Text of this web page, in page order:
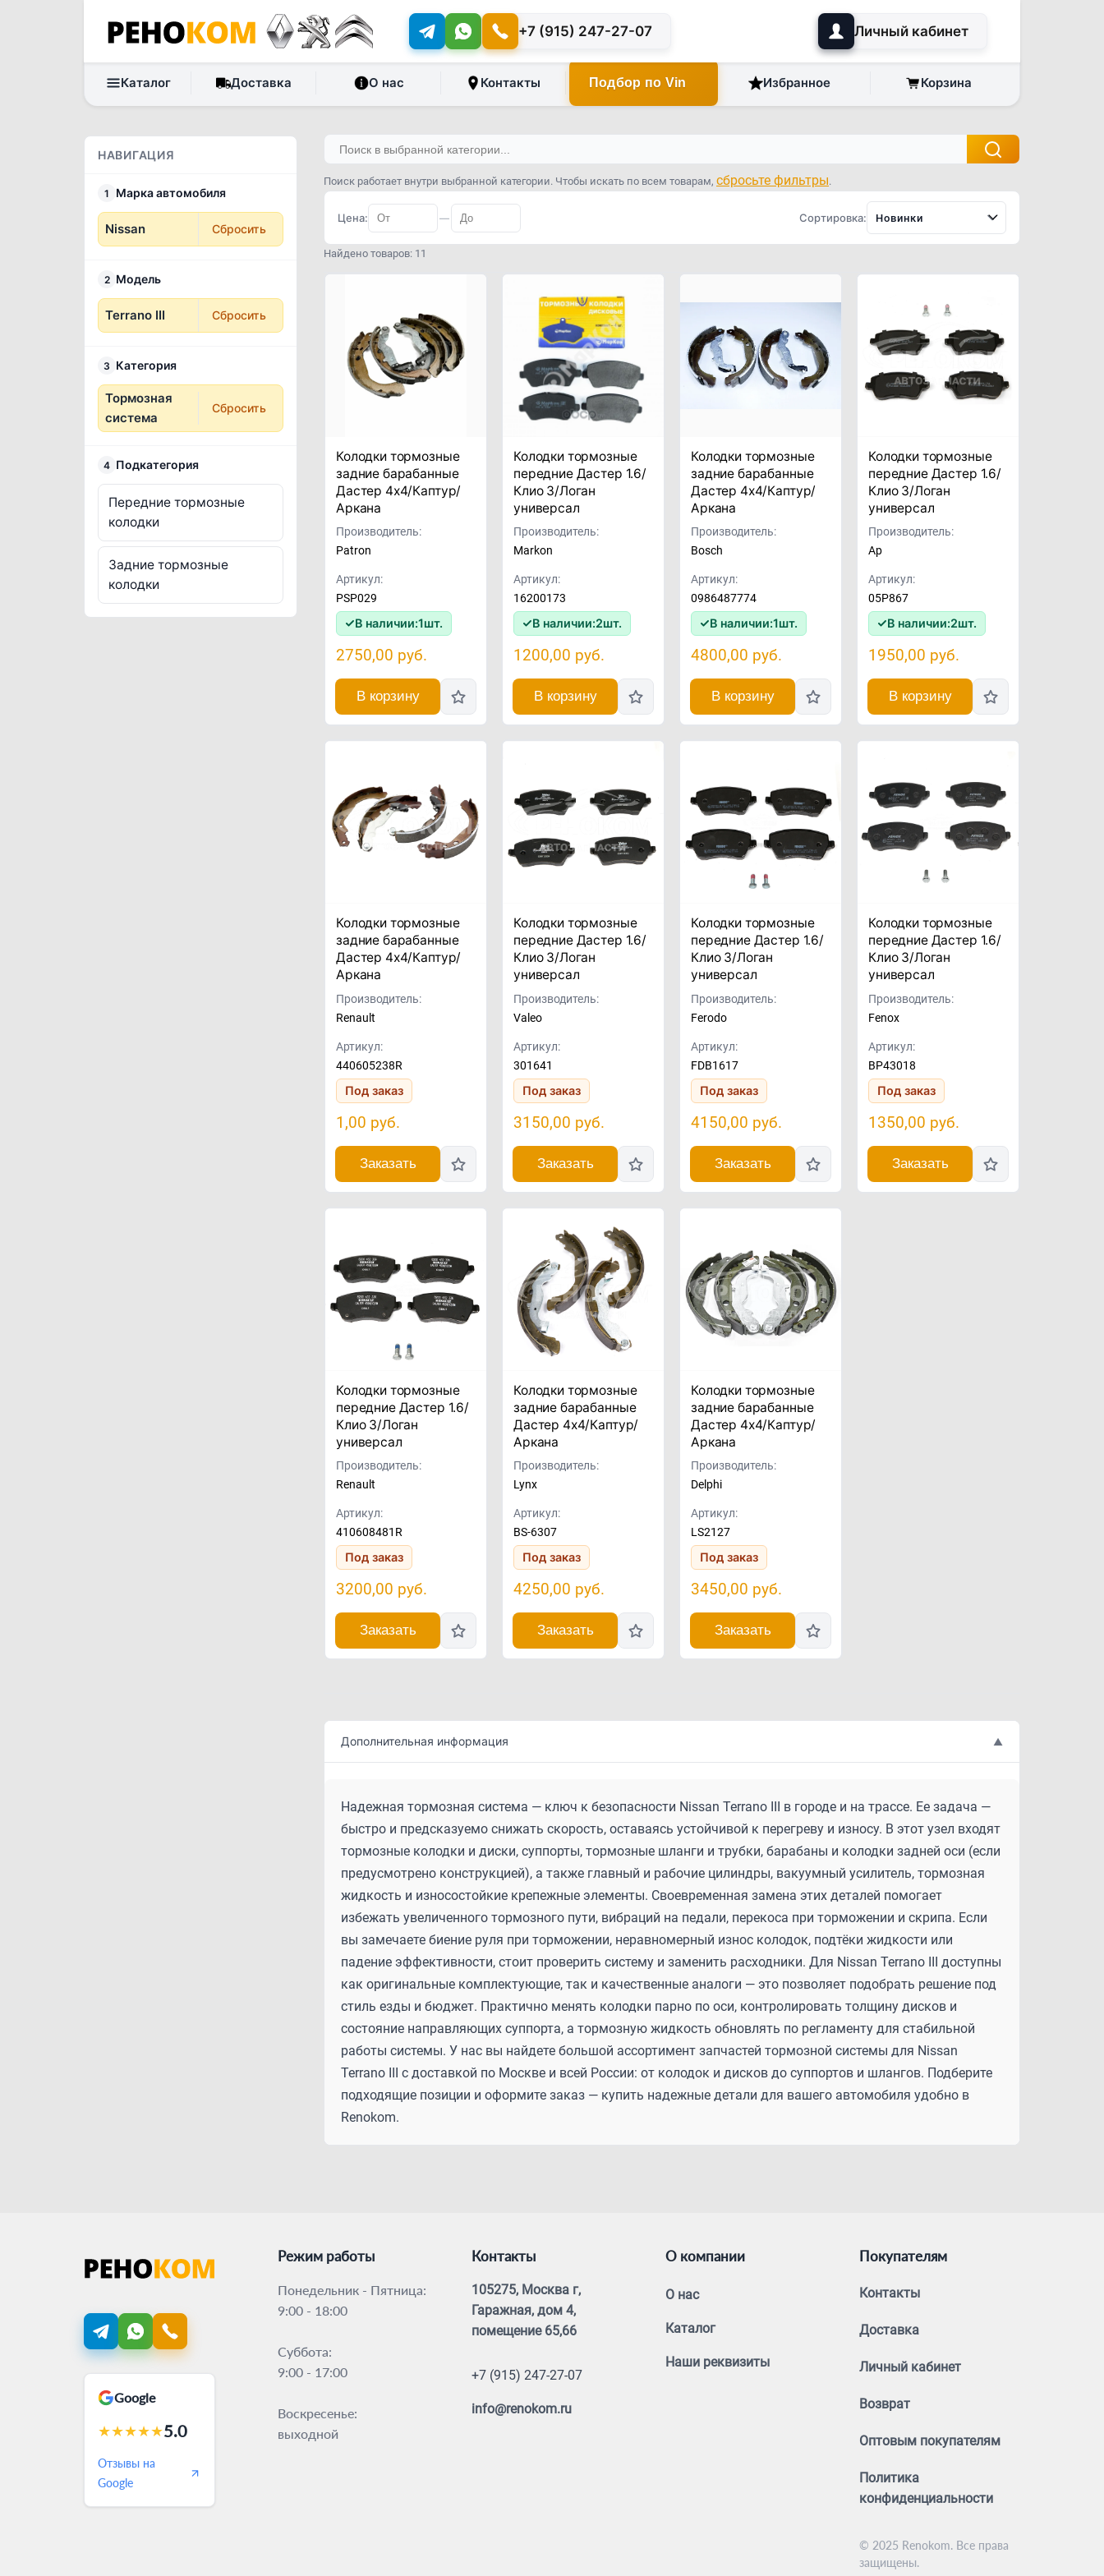
+7 (915) 247-27-07 Личный кабинет
Каталог Доставка О нас Контакты Подбор по Vin Избранное Корзина
НАВИГАЦИЯ
1 Марка автомобиля
Nissan Сбросить
2 Модель
Terrano III Сбросить
3 Категория
Тормозная
система
Сбросить
4 Подкатегория
Передние тормозные
колодки
Задние тормозные
колодки
Поиск работает внутри выбранной категории. Чтобы искать по всем товарам, сбросьте фильтры.
Цена: — Сортировка: Новинки
Найдено товаров: 11
Колодки тормозные
задние барабанные
Дастер 4x4/Каптур/
Аркана
Производитель:
Patron
Артикул:
PSP029
В наличии:1шт.
2750,00 руб.
В корзину
Колодки тормозные
передние Дастер 1.6/
Клио 3/Логан
универсал
Производитель:
Markon
Артикул:
16200173
В наличии:2шт.
1200,00 руб.
В корзину
Колодки тормозные
задние барабанные
Дастер 4x4/Каптур/
Аркана
Производитель:
Bosch
Артикул:
0986487774
В наличии:1шт.
4800,00 руб.
В корзину
Колодки тормозные
передние Дастер 1.6/
Клио 3/Логан
универсал
Производитель:
Ap
Артикул:
05P867
В наличии:2шт.
1950,00 руб.
В корзину
Колодки тормозные
задние барабанные
Дастер 4x4/Каптур/
Аркана
Производитель:
Renault
Артикул:
440605238R
Под заказ
1,00 руб.
Заказать
Колодки тормозные
передние Дастер 1.6/
Клио 3/Логан
универсал
Производитель:
Valeo
Артикул:
301641
Под заказ
3150,00 руб.
Заказать
Колодки тормозные
передние Дастер 1.6/
Клио 3/Логан
универсал
Производитель:
Ferodo
Артикул:
FDB1617
Под заказ
4150,00 руб.
Заказать
Колодки тормозные
передние Дастер 1.6/
Клио 3/Логан
универсал
Производитель:
Fenox
Артикул:
BP43018
Под заказ
1350,00 руб.
Заказать
Колодки тормозные
передние Дастер 1.6/
Клио 3/Логан
универсал
Производитель:
Renault
Артикул:
410608481R
Под заказ
3200,00 руб.
Заказать
Колодки тормозные
задние барабанные
Дастер 4x4/Каптур/
Аркана
Производитель:
Lynx
Артикул:
BS-6307
Под заказ
4250,00 руб.
Заказать
Колодки тормозные
задние барабанные
Дастер 4x4/Каптур/
Аркана
Производитель:
Delphi
Артикул:
LS2127
Под заказ
3450,00 руб.
Заказать
Дополнительная информация ▲
Надежная тормозная система — ключ к безопасности Nissan Terrano III в городе и на трассе. Ее задача —
быстро и предсказуемо снижать скорость, оставаясь устойчивой к перегреву и износу. В этот узел входят
тормозные колодки и диски, суппорты, тормозные шланги и трубки, барабаны и колодки задней оси (если
предусмотрено конструкцией), а также главный и рабочие цилиндры, вакуумный усилитель, тормозная
жидкость и износостойкие крепежные элементы. Своевременная замена этих деталей помогает
избежать увеличенного тормозного пути, вибраций на педали, перекоса при торможении и скрипа. Если
вы замечаете биение руля при торможении, неравномерный износ колодок, подтёки жидкости или
падение эффективности, стоит проверить систему и заменить расходники. Для Nissan Terrano III доступны
как оригинальные комплектующие, так и качественные аналоги — это позволяет подобрать решение под
стиль езды и бюджет. Практично менять колодки парно по оси, контролировать толщину дисков и
состояние направляющих суппорта, а тормозную жидкость обновлять по регламенту для стабильной
работы системы. У нас вы найдете большой ассортимент запчастей тормозной системы для Nissan
Terrano III с доставкой по Москве и всей России: от колодок и дисков до суппортов и шлангов. Подберите
подходящие позиции и оформите заказ — купить надежные детали для вашего автомобиля удобно в
Renokom.
Google
★★★★★5.0
Отзывы на
Google
Режим работы
Понедельник - Пятница:
9:00 - 18:00
Суббота:
9:00 - 17:00
Воскресенье:
выходной
Контакты
105275, Москва г,
Гаражная, дом 4,
помещение 65,66
+7 (915) 247-27-07
info@renokom.ru
О компании
О нас
Каталог
Наши реквизиты
Покупателям
Контакты
Доставка
Личный кабинет
Возврат
Оптовым покупателям
Политика
конфиденциальности
© 2025 Renokom. Все права
защищены.